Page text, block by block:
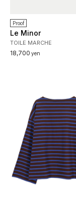
Proof
Le Minor
TOILE MARCHE
18,700 yen